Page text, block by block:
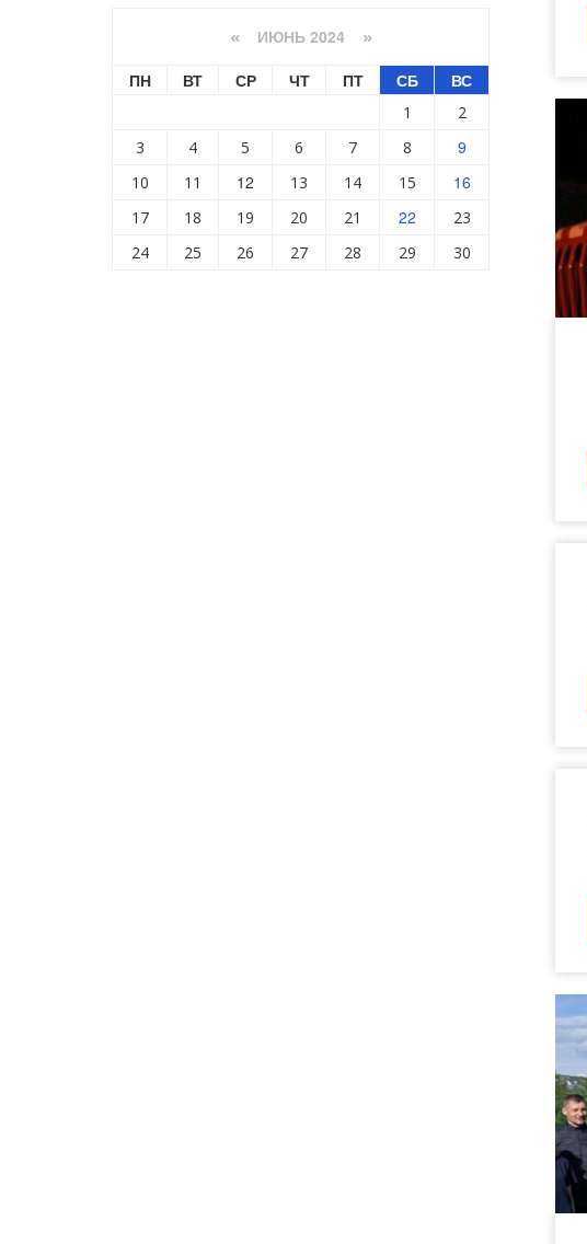
« ИЮНЬ 2024 »
ПН ВТ СР ЧТ ПТ СБ ВС
1
2
3
4 5 6 7 8 9
10 11 12 13 14 15 16
17 18 19 20 21 22
23
24
25 26 27 28 29 30